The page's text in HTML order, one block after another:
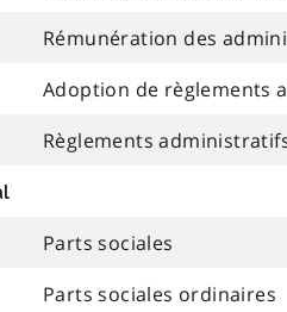
Rémunération des
Adoption de règlements
Règlements
Parts sociales
Parts sociales ordinaires